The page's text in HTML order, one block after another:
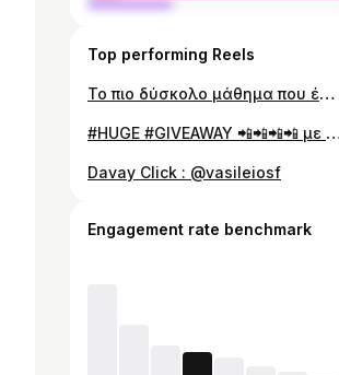
Top performing Reels
Το πιο δύσκολο μάθημα που έμαθα φέτος είναι ότι κάποιες φορές είναι καλύτερα να αφήνεις τα πράγματα όπως είναι … να αφήνεις τους ανθρώπους να φεύγουν και κάποιους άλλους να έρχονται .. Θα γίνω ΜΑΜΑ και μάλιστα μόνη ΜΑΜΑ ... πρώτον γιατί ΜΠΟΡΩ .. και δεύτερον γιατί ο σύντροφος που είχα αποφάσιζε συνεχώς να προδίδει ότι είχαμε … παρ όλα αυτά ότι αγάπη δε φρόντισαν να μου δώσουν κάποιοι … θα φροντίσω να την δώσω απλόχερα σε αυτό που κουβαλάω μέσα μου❤️
#HUGE #GIVEAWAY 📲📲📲📲 με την εταιρεία @lolitas_house ◻️ Για να λάβεις μέρος στο Giveaway θα πρέπει να κάνεις: ▫️Like στη φωτογραφία ▫️Follow @lolitas_house ▫️Follow @super_kikii ▫️Follow @dimitraalexandraki1 ▫️Πες μου στα σχόλια 1 φίλο/η που πιστεύεις, ότι θα ενδιαφερόταν να πάρει μέρος στο Giveaway. Οι νικητές θα είναι 5 και κερδίζουν τα εξής: 1️⃣ iPhone 15 plus 128GB 2️⃣ iPhone 15 plus 128GB 3️⃣ iPhone 15 plus 128GB 4️⃣ iPhone 15 plus 128GB 5️⃣ΔΩΡΟΕΠΙΤΑΓΗ 500€ 💬 Κάθε σχόλιο είναι και μία νεα συμμετοχή. Όσα περισσότερα σχόλια κάνεις, τόσες περισσότερες πιθανότητες έχεις για να κερδίσεις. 🗓 Το Giveaway ξεκινάει τη Τρίτη 05/12/2023 και ώρα 19:00 και λήγει τη Πέμπτη 14/12/2023 και ώρα 22:00 . Η επιλογή των νικητών θα γίνει με τυχαίο τρόπο από τα παραπάνω προφίλ με τη χρήση πιστοποιημένης εφαρμογής Lukky app, ώστε να είναι δίκαιη για όλους και να έχουν όλοι ίσες πιθανότητες. ⚪️ Δικαίωμα συμμετοχής έχουν μόνο όσοι έχουν τόπο διαμονής στην Ελλάδα και Κύπρο ανεξαρτήτου ορίου ηλικίας! ⚪️ Σε περίπτωση που ο/η νικητής/τρια είναι κάτοικος εκτός Αθηνών αλλά και εντός θα στείλουμε τα δώρα με μεταφορική εταιρία. ❕Η συγκεκριμένη προωθητική ενέργεια δεν επιχορηγείται, υποστηρίζεται ή διεξάγεται από το instagram, ούτε συνδέεται μαζί του με οποιονδήποτε τρόπο. ❕Με τη συμμετοχή σας στο Giveaway δηλώνετε ότι το instagram απαλλάσσεται από κάθε ευθύνη για τη συγκεκριμένη προωθητική ενέργεια. 🪧 Good Luck!
Davay Click : @vasileiosf
Engagement rate benchmark